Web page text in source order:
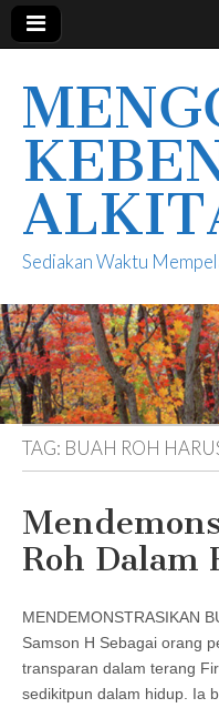
Sediakan Waktu
TAG: BUAH ROH
Roh Dalam
MENDEMONSTRASIKAN
Samson H Sebagai orang
transparan dalam terang
sedikitpun dalam hidup. Ia